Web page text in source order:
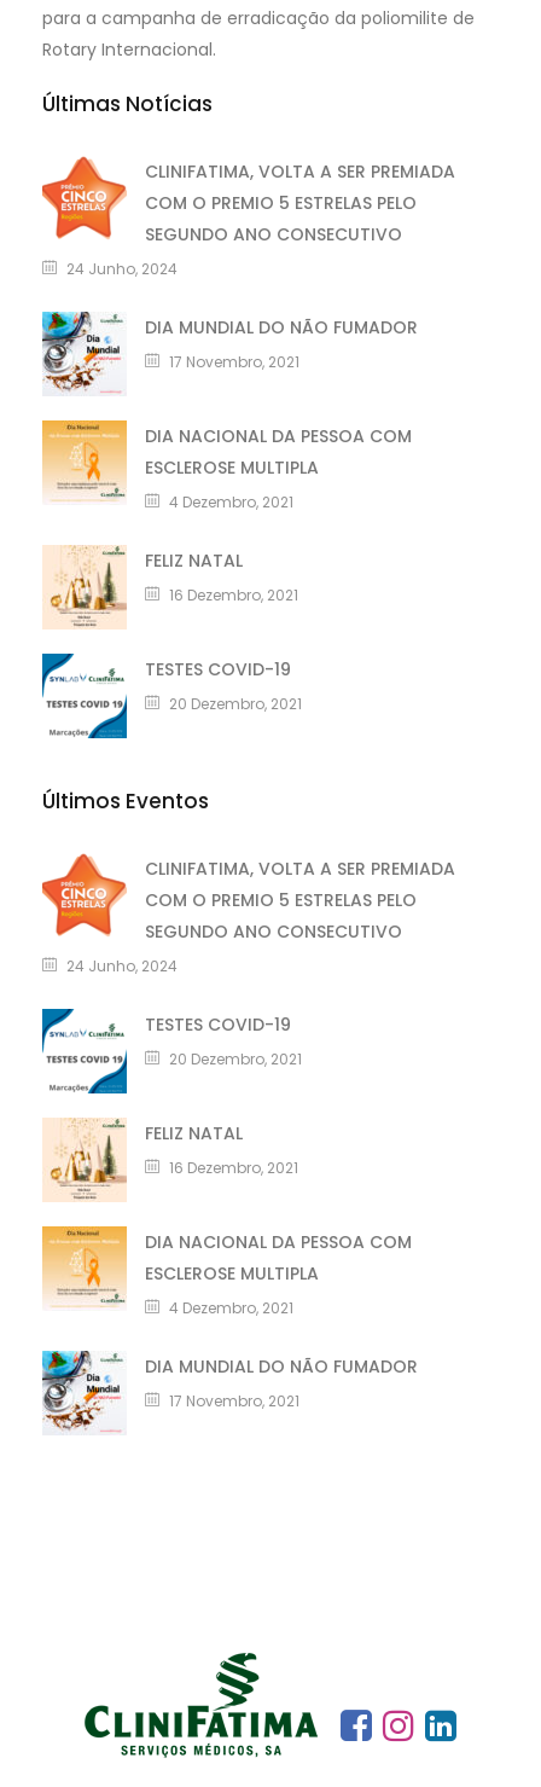
para a campanha de erradicação da poliomilite de
Rotary Internacional.
Últimas Notícias
CLINIFATIMA, VOLTA A SER PREMIADA
COM O PREMIO 5 ESTRELAS PELO
SEGUNDO ANO CONSECUTIVO
24 Junho, 2024
DIA MUNDIAL DO NÃO FUMADOR
17 Novembro, 2021
DIA NACIONAL DA PESSOA COM
ESCLEROSE MULTIPLA
4 Dezembro, 2021
FELIZ NATAL
16 Dezembro, 2021
TESTES COVID-19
20 Dezembro, 2021
Últimos Eventos
CLINIFATIMA, VOLTA A SER PREMIADA
COM O PREMIO 5 ESTRELAS PELO
SEGUNDO ANO CONSECUTIVO
24 Junho, 2024
TESTES COVID-19
20 Dezembro, 2021
FELIZ NATAL
16 Dezembro, 2021
DIA NACIONAL DA PESSOA COM
ESCLEROSE MULTIPLA
4 Dezembro, 2021
DIA MUNDIAL DO NÃO FUMADOR
17 Novembro, 2021